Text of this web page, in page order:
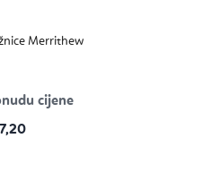
Merrithew
cijene